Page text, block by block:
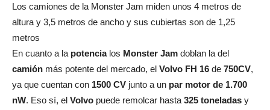
Los camiones de la Monster Jam miden unos 4 metros de
altura y 3,5 metros de ancho y sus cubiertas son de 1,25
metros
En cuanto a la potencialos Monster Jam doblan la del
camión más potente del mercado, el Volvo FH 16 de 750CV,
ya que cuentan con 1500 CV junto a un par motor de 1.700
nW. Eso sí, el Volvo puede remolcar hasta 325 toneladas y